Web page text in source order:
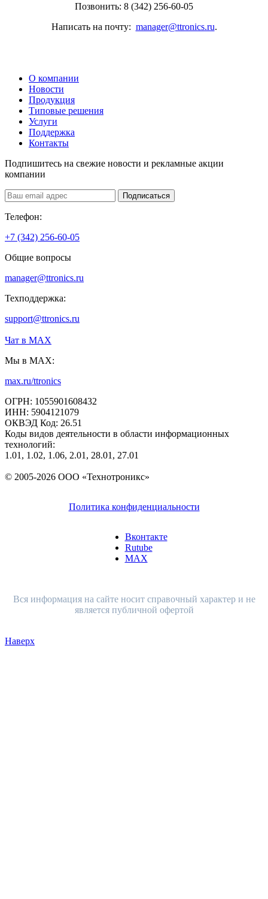
Позвонить: 8 (342) 256-60-05
Написать на почту: manager@ttronics.ru.
О компании
Новости
Продукция
Типовые решения
Услуги
Поддержка
Контакты
Подпишитесь на свежие новости и рекламные акции
компании
Подписаться
Телефон:
+7 (342) 256-60-05
Общие вопросы
manager@ttronics.ru
Техподдержка:
support@ttronics.ru
Чат в МАХ
Мы в MAX:
max.ru/ttronics
ОГРН: 1055901608432
ИНН: 5904121079
ОКВЭД Код: 26.51
Коды видов деятельности в области информационных
технологий:
1.01, 1.02, 1.06, 2.01, 28.01, 27.01
© 2005-2026 ООО «Технотроникс»
Политика конфиденциальности
Вконтакте
Rutube
MAX
Вся информация на сайте носит справочный характер и не
является публичной офертой
Наверх